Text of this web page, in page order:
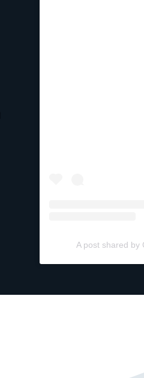
A post shared by